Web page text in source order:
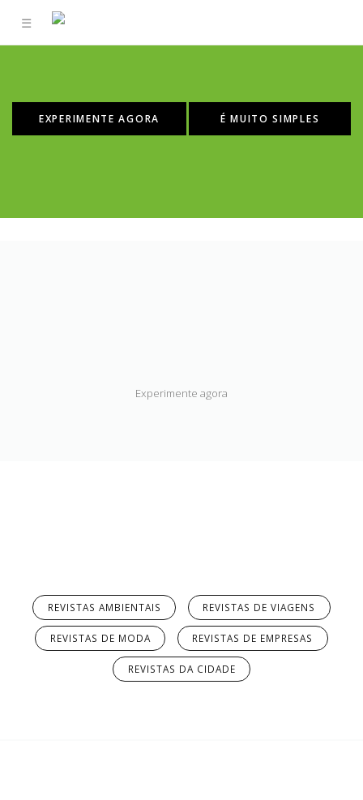
☰
EXPERIMENTE AGORA É MUITO SIMPLES
Experimente agora
REVISTAS AMBIENTAIS REVISTAS DE VIAGENS
REVISTAS DE MODA REVISTAS DE EMPRESAS
REVISTAS DA CIDADE